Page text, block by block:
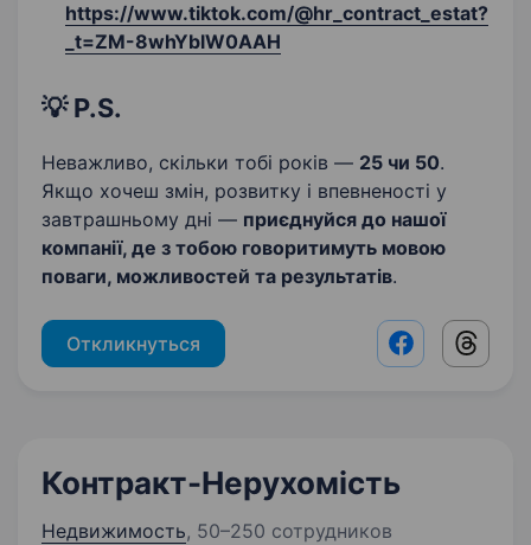
https://www.tiktok.com/@hr_contract_estat?
_t=ZM-8whYblW0AAH
💡 P.S.
Неважливо, скільки тобі років — 25 чи 50.
Якщо хочеш змін, розвитку і впевненості у
завтрашньому дні — приєднуйся до нашої
компанії, де з тобою говоритимуть мовою
поваги, можливостей та результатів.
Откликнуться Facebook
Контракт-Нерухомість
Недвижимость, 50–250 сотрудников